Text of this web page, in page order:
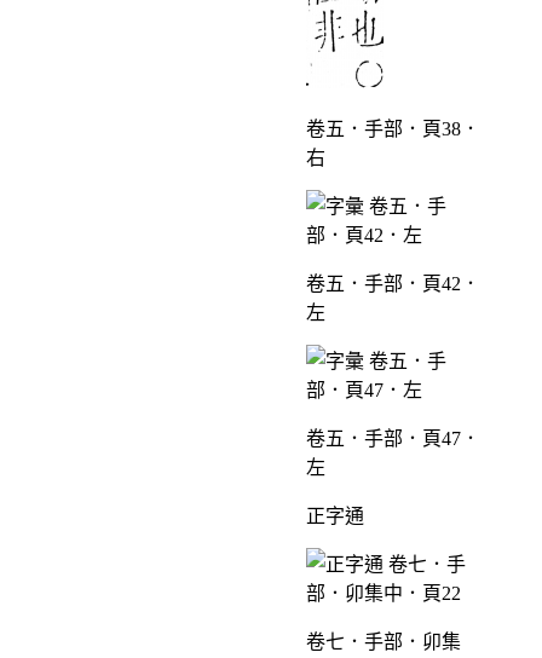
卷五．手部．頁38．
右
卷五．手部．頁42．
左
卷五．手部．頁47．
左
正字通
卷七．手部．卯集